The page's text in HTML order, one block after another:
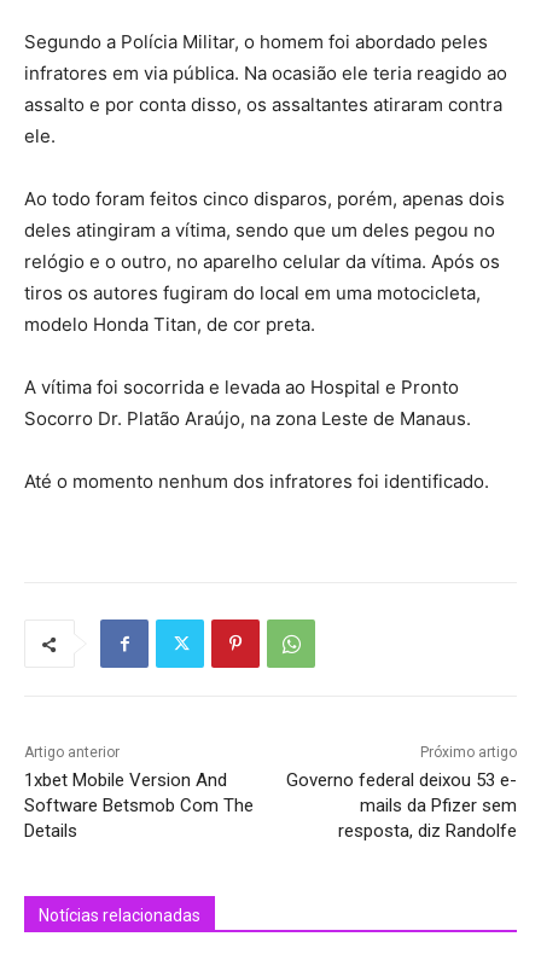
Segundo a Polícia Militar, o homem foi abordado peles
infratores em via pública. Na ocasião ele teria reagido ao
assalto e por conta disso, os assaltantes atiraram contra
ele.
Ao todo foram feitos cinco disparos, porém, apenas dois
deles atingiram a vítima, sendo que um deles pegou no
relógio e o outro, no aparelho celular da vítima. Após os
tiros os autores fugiram do local em uma motocicleta,
modelo Honda Titan, de cor preta.
A vítima foi socorrida e levada ao Hospital e Pronto
Socorro Dr. Platão Araújo, na zona Leste de Manaus.
Até o momento nenhum dos infratores foi identificado.
Artigo anterior
1xbet Mobile Version And
Software Betsmob Com The
Details
Próximo artigo
Governo federal deixou 53 e-
mails da Pfizer sem
resposta, diz Randolfe
Notícias relacionadas